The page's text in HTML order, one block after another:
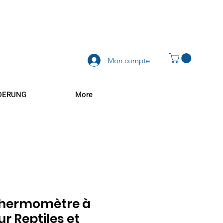
Mon compte
More
à
Reptiles et